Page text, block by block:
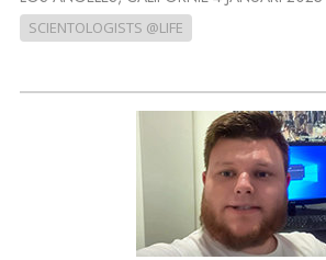
SCIENTOLOGISTS @LIFE